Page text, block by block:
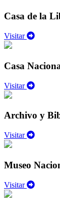
Casa de la
Visitar
Casa
Visitar
Archivo y
Visitar
Museo
Visitar